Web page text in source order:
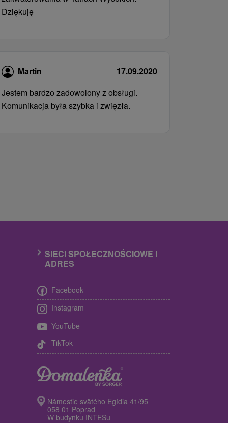
Dziękuję
Martin
17.09.2020
Jestem bardzo zadowolony z obsługi.
Komunikacja była szybka i zwięzła.
SIECI SPOŁECZNOŚCIOWE I
ADRES
Facebook
Instagram
YouTube
TikTok
Námestie svätého Egídia 41/95
058 01 Poprad
W budynku INTESu